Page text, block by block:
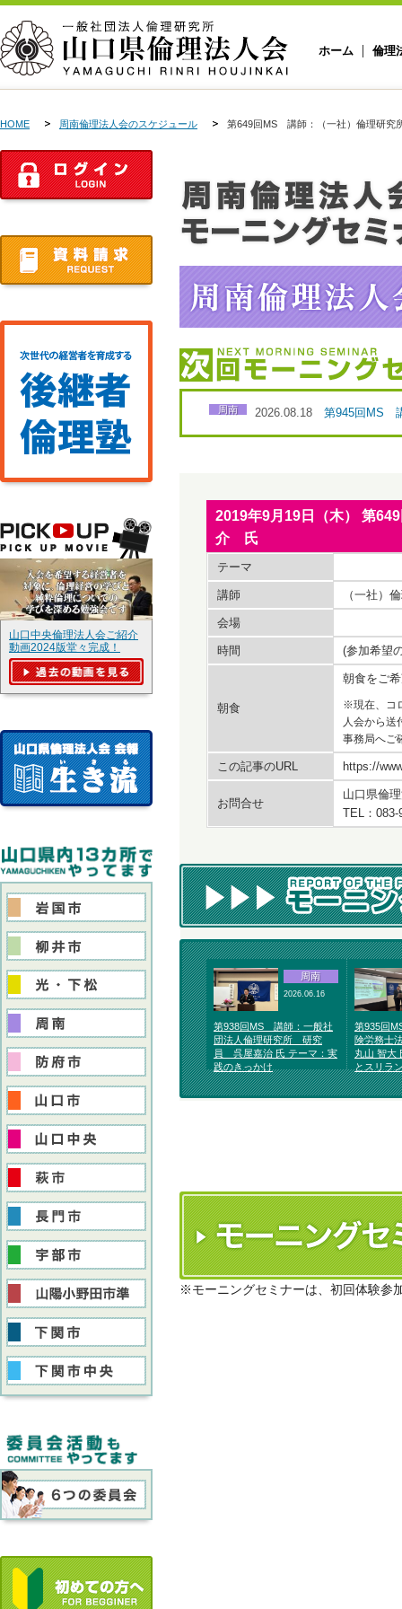
ホーム 倫理
HOME 周南倫理法人会のスケジュール 第649回MS 講師：（一社）倫理
周南 2026.08.18 第945回MS
2019年9月19日（木） 第
介 氏
テーマ
講師 （一社
会場
時間 (参加希望
朝食
朝食をご
※現在、コ
人会から送
事務局へご
この記事のURL https://
お問合せ
山口県倫
TEL：
周南
2026.06.16
第938回MS 講師：一般社
団法人倫理研究所 研究
員 呉屋嘉治 氏 テーマ：実
践のきっかけ
第935回
険労務士
丸山 智大
とスリラ
※モーニングセミナーは、初回体験参
山口中央倫理法人会ご紹介
動画2024版堂々完成！